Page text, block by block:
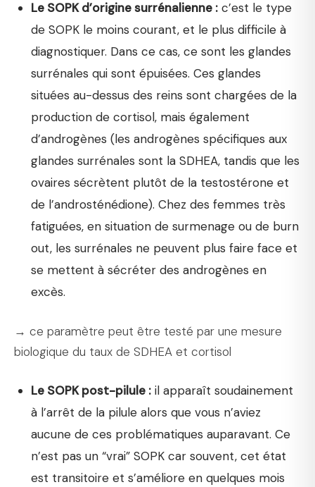
Le SOPK d’origine surrénalienne :c’est le type
de SOPK le moins courant, et le plus difficile à
diagnostiquer. Dans ce cas, ce sont les glandes
surrénales qui sont épuisées. Ces glandes
situées au-dessus des reins sont chargées de la
production de cortisol, mais également
d’androgènes (les androgènes spécifiques aux
glandes surrénales sont la SDHEA, tandis que les
ovaires sécrètent plutôt de la testostérone et
de l’androsténédione). Chez des femmes très
fatiguées, en situation de surmenage ou de burn
out, les surrénales ne peuvent plus faire face et
se mettent à sécréter des androgènes en
excès.
→ ce paramètre peut être testé par une mesure
biologique du taux de SDHEA et cortisol
Le SOPK post-pilule :il apparaît soudainement
à l’arrêt de la pilule alors que vous n’aviez
aucune de ces problématiques auparavant. Ce
n’est pas un “vrai” SOPK car souvent, cet état
est transitoire et s’améliore en quelques mois